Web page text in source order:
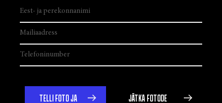
TELLI FOTO JA
JÄTKA FOTODE